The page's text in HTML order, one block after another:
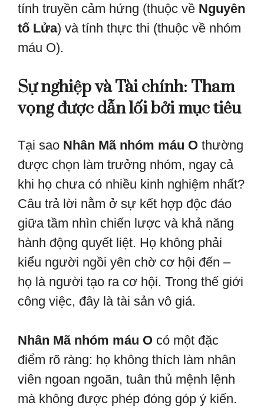
tính truyền cảm hứng (thuộc về Nguyên
tố Lửa) và tính thực thi (thuộc về nhóm
máu O).
Sự nghiệp và Tài chính: Tham
vọng được dẫn lối bởi mục tiêu
Tại sao Nhân Mã nhóm máu O thường
được chọn làm trưởng nhóm, ngay cả
khi họ chưa có nhiều kinh nghiệm nhất?
Câu trả lời nằm ở sự kết hợp độc đáo
giữa tầm nhìn chiến lược và khả năng
hành động quyết liệt. Họ không phải
kiểu người ngồi yên chờ cơ hội đến –
họ là người tạo ra cơ hội. Trong thế giới
công việc, đây là tài sản vô giá.
Nhân Mã nhóm máu O có một đặc
điểm rõ ràng: họ không thích làm nhân
viên ngoan ngoãn, tuân thủ mệnh lệnh
mà không được phép đóng góp ý kiến.